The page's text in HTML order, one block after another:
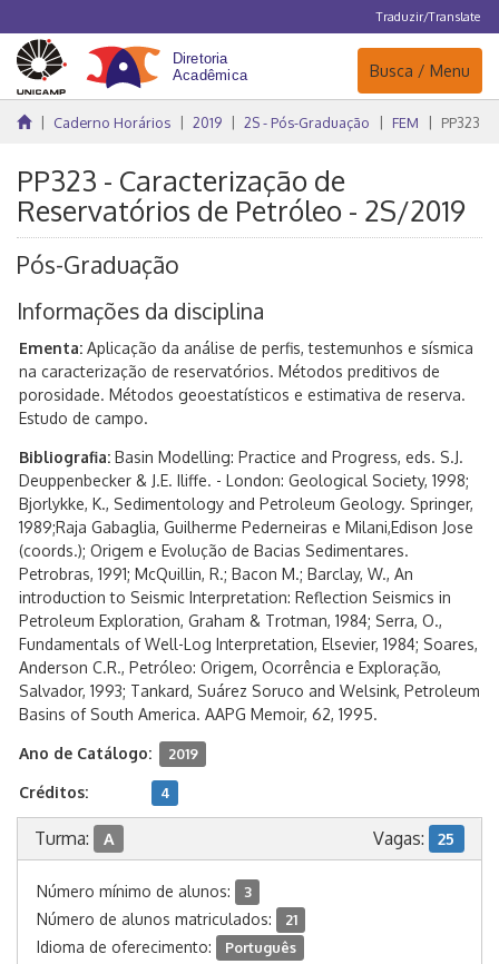
Traduzir/Translate
Navegação
Busca / Menu
Caderno Horários 2019 2S - Pós-Graduação FEM PP323
PP323 - Caracterização de
Reservatórios de Petróleo - 2S/2019
Pós-Graduação
Informações da disciplina
Ementa: Aplicação da análise de perfis, testemunhos e sísmica
na caracterização de reservatórios. Métodos preditivos de
porosidade. Métodos geoestatísticos e estimativa de reserva.
Estudo de campo.
Bibliografia: Basin Modelling: Practice and Progress, eds. S.J.
Deuppenbecker & J.E. Iliffe. - London: Geological Society, 1998;
Bjorlykke, K., Sedimentology and Petroleum Geology. Springer,
1989;Raja Gabaglia, Guilherme Pederneiras e Milani,Edison Jose
(coords.); Origem e Evolução de Bacias Sedimentares.
Petrobras, 1991; McQuillin, R.; Bacon M.; Barclay, W., An
introduction to Seismic Interpretation: Reflection Seismics in
Petroleum Exploration, Graham & Trotman, 1984; Serra, O.,
Fundamentals of Well-Log Interpretation, Elsevier, 1984; Soares,
Anderson C.R., Petróleo: Origem, Ocorrência e Exploração,
Salvador, 1993; Tankard, Suárez Soruco and Welsink, Petroleum
Basins of South America. AAPG Memoir, 62, 1995.
Ano de Catálogo: 2019
Créditos: 4
Turma: A Vagas: 25
Número mínimo de alunos: 3
Número de alunos matriculados: 21
Idioma de oferecimento: Português